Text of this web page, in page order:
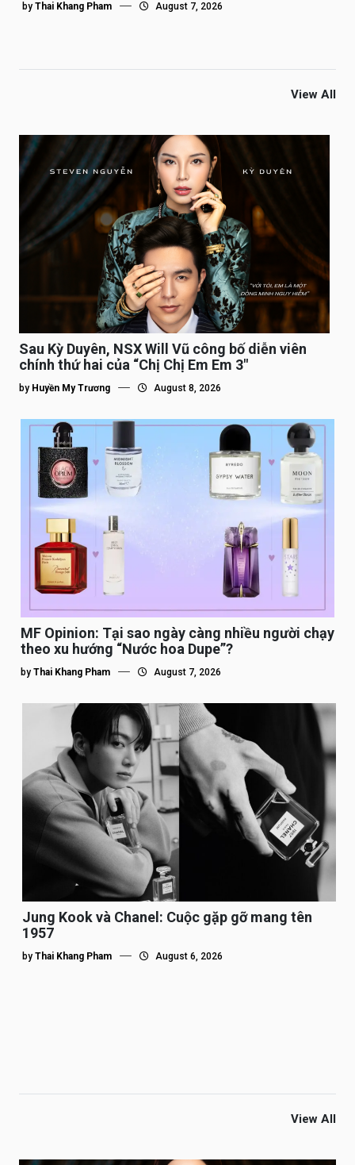
by Thai Khang Pham August 7, 2026
View All
Sau Kỳ Duyên, NSX Will Vũ công bố diễn viên
chính thứ hai của “Chị Chị Em Em 3″
by Huyền My Trương August 8, 2026
MF Opinion: Tại sao ngày càng nhiều người chạy
theo xu hướng “Nước hoa Dupe”?
by Thai Khang Pham August 7, 2026
Jung Kook và Chanel: Cuộc gặp gỡ mang tên
1957
by Thai Khang Pham August 6, 2026
View All